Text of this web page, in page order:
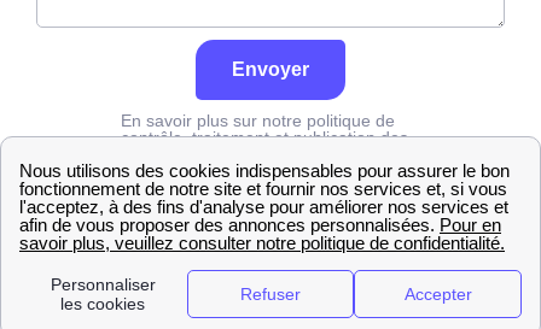
Envoyer
En savoir plus sur notre politique de
contrôle, traitement et publication des
Edf Hauts-de-Seine Garches